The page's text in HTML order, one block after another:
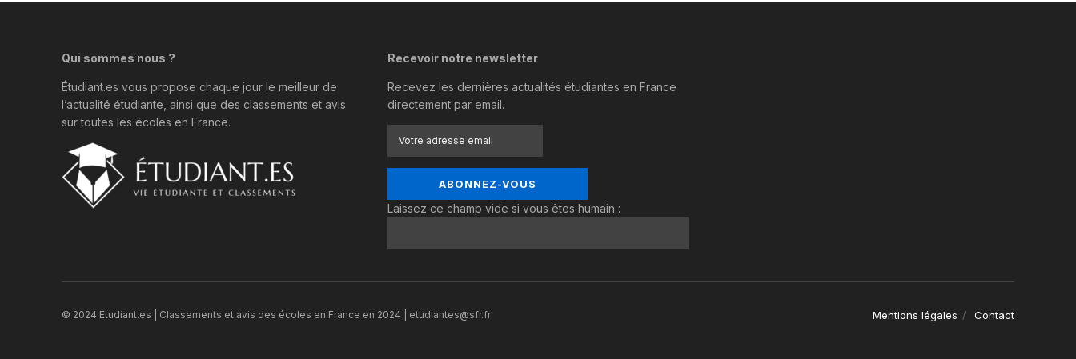
Qui sommes nous ?
Étudiant.es vous propose chaque jour le meilleur de
l’actualité étudiante, ainsi que des classements et avis
sur toutes les écoles en France.
Recevoir notre newsletter
Recevez les dernières actualités étudiantes en France
directement par email.
Laissez ce champ vide si vous êtes humain :
Mentions légales Contact
© 2024 Étudiant.es | Classements et avis des écoles en France en 2024 | etudiantes@sfr.fr